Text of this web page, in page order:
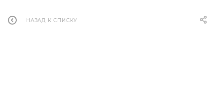
НАЗАД К СПИСКУ